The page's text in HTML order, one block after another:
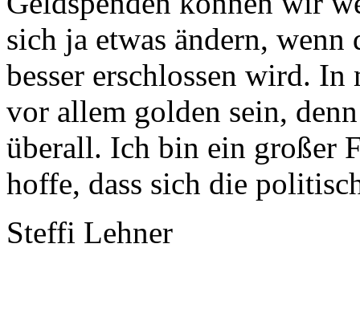
sich ja etwas ändern,
besser erschlossen wird.
vor allem golden sein,
überall. Ich bin ein großer
hoffe, dass sich die
Steffi Lehner